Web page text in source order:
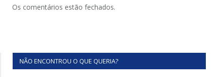
Os comentários estão fechados.
NÃO ENCONTROU O QUE QUERIA?